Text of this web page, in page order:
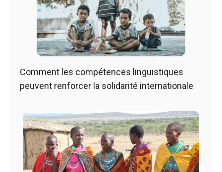
Comment les compétences linguistiques
peuvent renforcer la solidarité internationale